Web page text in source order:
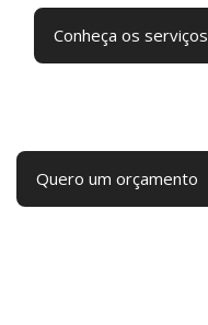
Conheça os serviços
Quero um orçamento